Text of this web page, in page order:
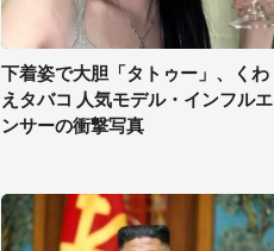
下着姿で大胆「タトゥー」、くわ
えタバコ 人気モデル・インフルエ
ンサーの衝撃写真